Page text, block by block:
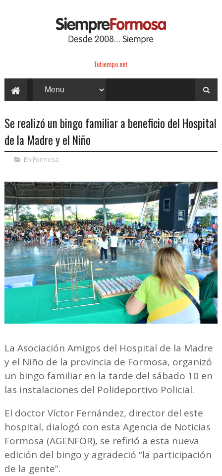
Tutiempo.net
Se realizó un bingo familiar a beneficio del Hospital
de la Madre y el Niño
En Formosa
La Asociación Amigos del Hospital de la Madre
y el Niño de la provincia de Formosa, organizó
un bingo familiar en la tarde del sábado 10 en
las instalaciones del Polideportivo Policial.
El doctor Víctor Fernández, director del este
hospital, dialogó con esta Agencia de Noticias
Formosa (AGENFOR), se refirió a esta nueva
edición del bingo y agradeció “la participación
de la gente”.